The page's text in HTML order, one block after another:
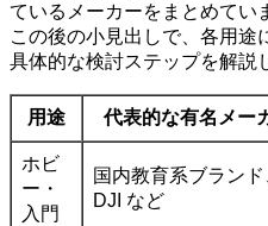
ているメーカーをまとめてい
この後の小見出しで、各用途
具体的な検討ステップを解説
用途 代表的な有名メー
ホビ
ー・
入門
国内教育系ブランド
DJI など